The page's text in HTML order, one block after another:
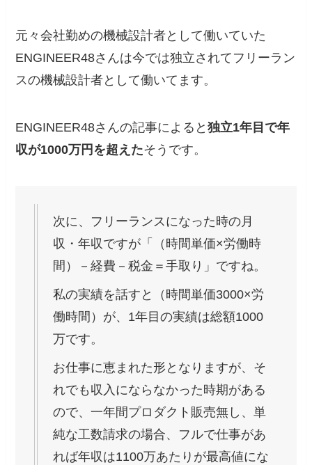
元々会社勤めの機械設計者として働いていた
ENGINEER48さんは今では独立されてフリーラン
スの機械設計者として働いてます。
ENGINEER48さんの記事によると独立1年目で年
収が1000万円を超えたそうです。
次に、フリーランスになった時の月
収・年収ですが「（時間単価×労働時
間）－経費－税金＝手取り」ですね。
私の実績を話すと（時間単価3000×労
働時間）が、 1年目の実績は総額1000
万です。
お仕事に恵まれた形となりますが、そ
れでも収入にならなかった時期がある
ので、一年間プロダクト販売無し、単
純な工数請求の場合、フルで仕事があ
れば年収は1100万あたりが最高値にな